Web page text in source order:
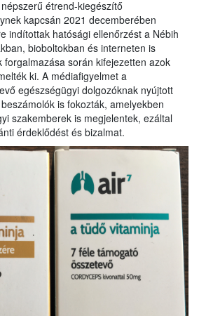
étrend-kiegészítő
kapcsán 2021 decemberében
indítottak hatósági ellenőrzést a Nébih
bioboltokban és interneten is
során kifejezetten azok
ki. A médiafigyelmet a
egészségügyi dolgozóknak nyújtott
is fokozták, amelyekben
szakemberek is megjelentek, ezáltal
érdeklődést és bizalmat.